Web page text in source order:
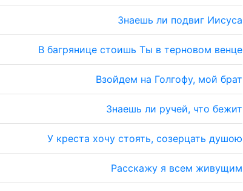
Знаешь ли подвиг Иисуса
В багрянице стоишь Ты в терновом венце
Взойдем на Голгофу, мой брат
Знаешь ли ручей, что бежит
У креста хочу стоять, созерцать душою
Расскажу я всем живущим